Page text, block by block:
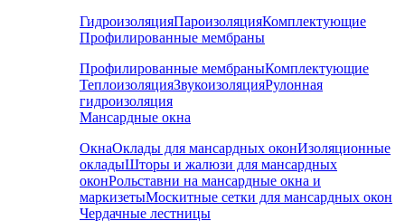
ГидроизоляцияПароизоляцияКомплектующие
Профилированные мембраны
Профилированные мембраныКомплектующие
ТеплоизоляцияЗвукоизоляцияРулонная
гидроизоляция
Мансардные окна
ОкнаОклады для мансардных оконИзоляционные
окладыШторы и жалюзи для мансардных
оконРольставни на мансардные окна и
маркизетыМоскитные сетки для мансардных окон
Чердачные лестницы